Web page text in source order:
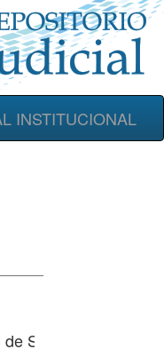
INSTITUCIONAL